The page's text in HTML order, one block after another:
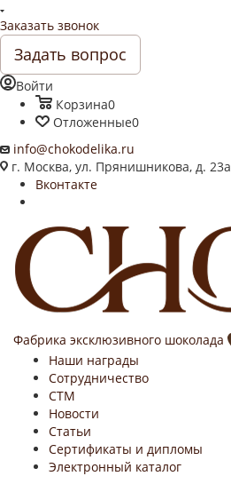
Заказать звонок
Задать вопрос
Войти
Корзина0
Отложенные0
info@chokodelika.ru
г. Москва, ул. Прянишникова, д. 23а
Вконтакте
Фабрика эксклюзивного шоколада
Наши награды
Сотрудничество
СТМ
Новости
Статьи
Сертификаты и дипломы
Электронный каталог